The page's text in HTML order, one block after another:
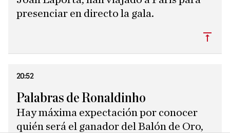
presenciar en directo la gala.
20:52
Palabras de Ronaldinho
Hay máxima expectación por conocer
quién será el ganador del Balón de Oro,